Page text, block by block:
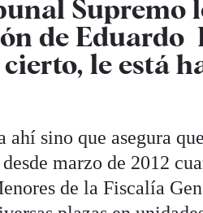
Supremo
de Eduardo
le está
sino que asegura
marzo de 2012
de la Fiscalía